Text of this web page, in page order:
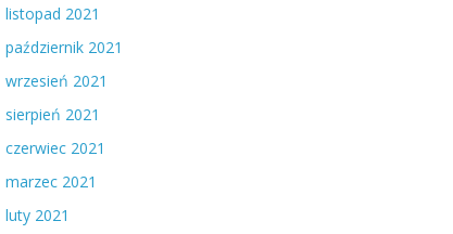
listopad 2021
październik 2021
wrzesień 2021
sierpień 2021
czerwiec 2021
marzec 2021
luty 2021